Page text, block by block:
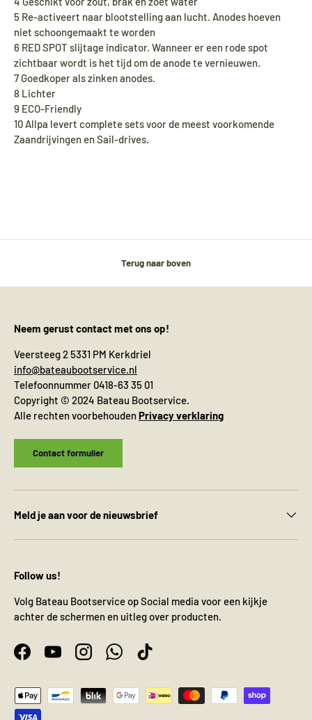
5 Re-activeert naar blootstelling aan lucht. Anodes hoeven
niet schoongemaakt te worden
6 RED SPOT slijtage indicator. Wanneer er een rode spot
zichtbaar wordt is het tijd om de anode te vernieuwen.
7 Goedkoper als zinken anodes.
8 Lichter
9 ECO-Friendly
10 Allpa levert complete sets voor de meest voorkomende
Zaandrijvingen en Sail-drives.
Terug naar boven
Neem gerust contact met ons op!
Veersteeg 2 5331 PM Kerkdriel
info@bateaubootservice.nl
Telefoonnummer 0418-63 35 01
Copyright © 2024 Bateau Bootservice.
Alle rechten voorbehoudenPrivacy verklaring
Contact formulier
Meld je aan voor de nieuwsbrief
Follow us!
Volg Bateau Bootservice op Social media voor een kijkje
achter de schermen en uitleg over producten.
FacebookYouTubeInstagramWhatsAppTikTok
Geaccepteerde betaalmethoden